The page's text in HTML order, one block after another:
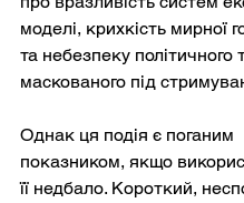
моделі, крихкість мирної
та небезпеку політичного
маскованого під
Однак ця подія є поганим
показником, якщо
її недбало. Короткий,